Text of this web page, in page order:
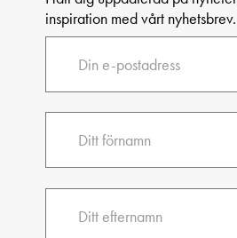
inspiration med vårt nyhetsbrev.